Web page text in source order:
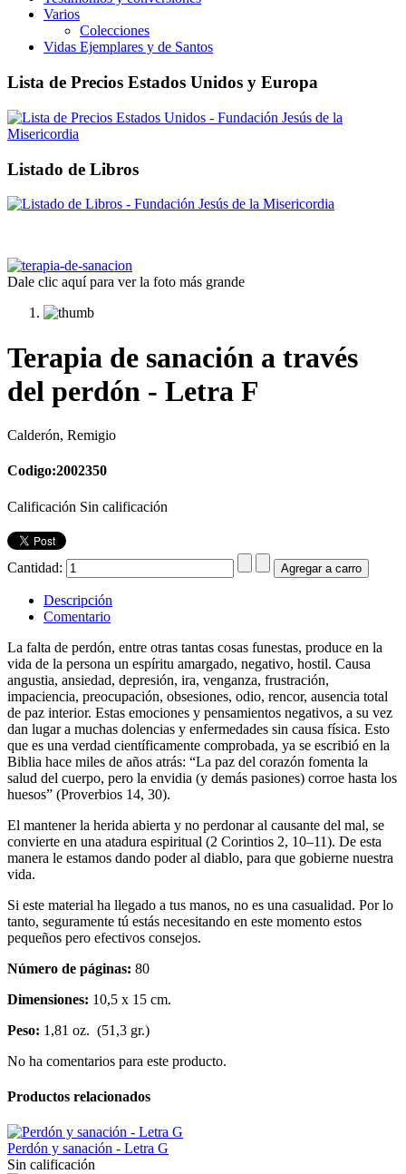
Varios
Colecciones
Vidas Ejemplares y de Santos
Lista de Precios Estados Unidos y Europa
Listado de Libros
Dale clic aquí para ver la foto más grande
Terapia de sanación a través
del perdón - Letra F
Calderón, Remigio
Codigo:2002350
Calificación Sin calificación
Cantidad:
Descripción
Comentario
La falta de perdón, entre otras tantas cosas funestas, produce en la
vida de la persona un espíritu amargado, negativo, hostil. Causa
angustia, ansiedad, depresión, ira, venganza, frustración,
impaciencia, preocupación, obsesiones, odio, rencor, ausencia total
de paz interior. Estas emociones y pensamientos negativos, a su vez
dan lugar a muchas dolencias y enfermedades sin causa física. Esto
que es una verdad científicamente comprobada, ya se escribió en la
Biblia hace miles de años atrás: “La paz del corazón fomenta la
salud del cuerpo, pero la envidia (y demás pasiones) corroe hasta los
huesos” (Proverbios 14, 30).
El mantener la herida abierta y no perdonar al causante del mal, se
convierte en una atadura espiritual (2 Corintios 2, 10–11). De esta
manera le estamos dando poder al diablo, para que gobierne nuestra
vida.
Si este material ha llegado a tus manos, no es una casualidad. Por lo
tanto, seguramente tú estás necesitando en este momento estos
pequeños pero efectivos consejos.
Número de páginas: 80
Dimensiones: 10,5 x 15 cm.
Peso: 1,81 oz. (51,3 gr.)
No ha comentarios para este producto.
Productos relacionados
Perdón y sanación - Letra G
Sin calificación